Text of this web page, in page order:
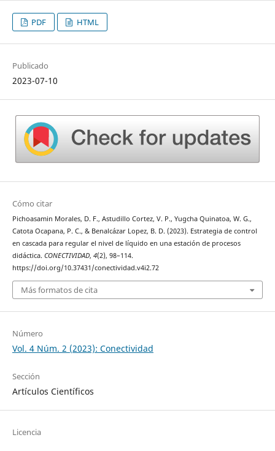
PDF HTML
Publicado
2023-07-10
Cómo citar
Pichoasamin Morales, D. F., Astudillo Cortez, V. P., Yugcha Quinatoa, W. G.,
Catota Ocapana, P. C., & Benalcázar Lopez, B. D. (2023). Estrategia de control
en cascada para regular el nivel de líquido en una estación de procesos
didáctica. CONECTIVIDAD, 4(2), 98–114.
https://doi.org/10.37431/conectividad.v4i2.72
Más formatos de cita
Número
Vol. 4 Núm. 2 (2023): Conectividad
Sección
Artículos Científicos
Licencia